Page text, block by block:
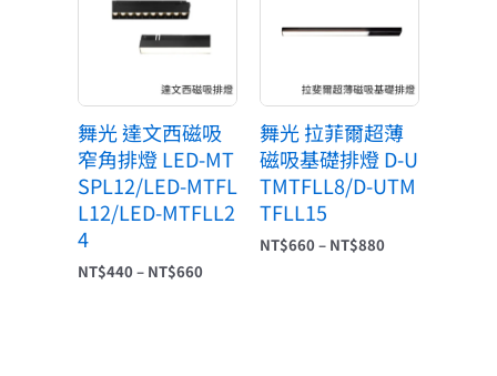
舞光 達文西磁吸
窄角排燈 LED-MT
SPL12/LED-MTFL
L12/LED-MTFLL2
4
NT$440– NT$660
NT$440
到
舞光 拉菲爾超薄
磁吸基礎排燈 D-U
TMTFLL8/D-UTM
TFLL15
NT$660– NT$880
NT$660